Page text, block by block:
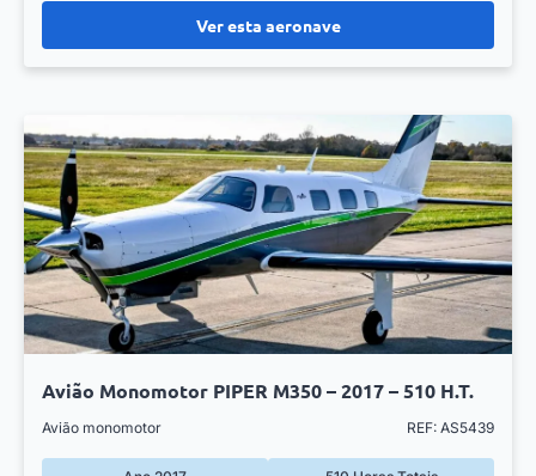
Ver esta aeronave
Avião Monomotor PIPER M350 – 2017 – 510 H.T.
Avião monomotor REF: AS5439